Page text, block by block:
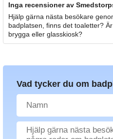
Inga recensioner av
Hjälp gärna nästa besökare
badplatsen, finns det toaletter?
brygga eller glasskiosk?
Vad tycker du om